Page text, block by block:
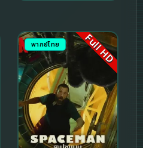
พากย์ไทย Full HD